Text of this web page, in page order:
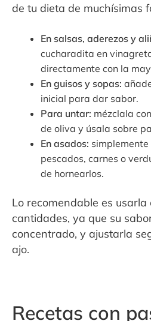
de tu dieta de muchísimas
En salsas, aderezos y
cucharadita en
directamente con la
En guisos y sopas:
inicial para dar sabor.
Para untar: mézclala
de oliva y úsala sobre
En asados:
pescados, carnes o
de hornearlos.
Lo recomendable es usarla
cantidades, ya que su
concentrado, y ajustarla
ajo.
Recetas con